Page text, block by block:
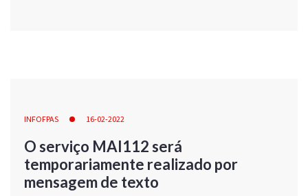
INFOFPAS 16-02-2022
O serviço MAI112 será
temporariamente realizado por
mensagem de texto